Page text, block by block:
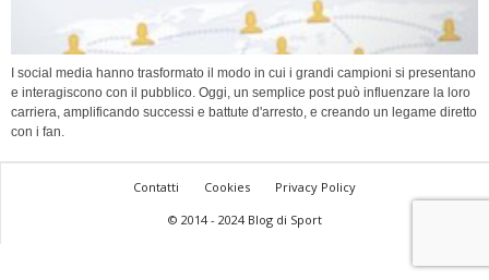
I social media hanno trasformato il modo in cui i grandi campioni si presentano
e interagiscono con il pubblico. Oggi, un semplice post può influenzare la loro
carriera, amplificando successi e battute d'arresto, e creando un legame diretto
con i fan.
Contatti Cookies
Privacy Policy
© 2014 - 2024 Blog di Sport